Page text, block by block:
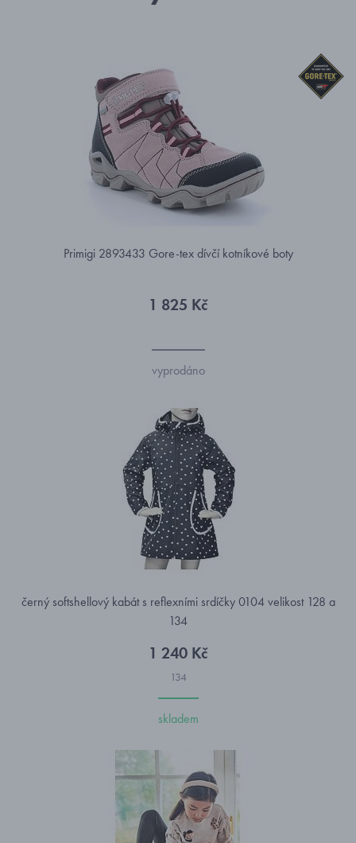
Primigi 2893433 Gore-tex dívčí kotníkové boty
1 825 Kč
vyprodáno
černý softshellový kabát s reflexními srdíčky 0104 velikost 128 a
134
1 240 Kč
134
skladem